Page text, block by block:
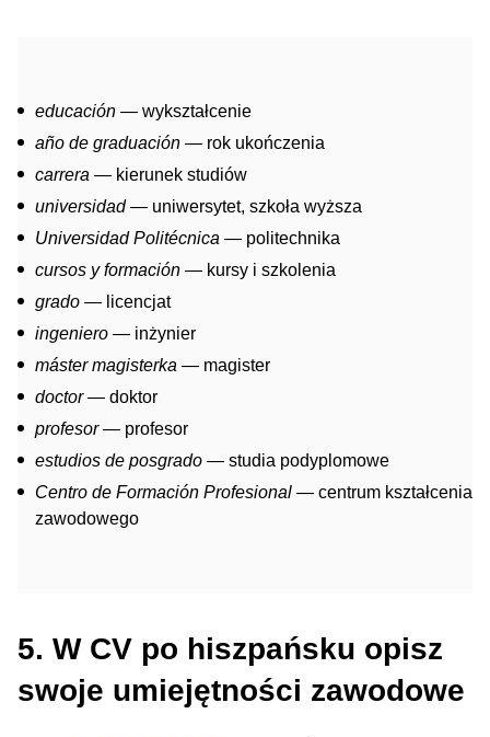
educación — wykształcenie
año de graduación — rok ukończenia
carrera — kierunek studiów
universidad— uniwersytet, szkoła wyższa
Universidad Politécnica — politechnika
cursos y formación — kursy i szkolenia
grado — licencjat
ingeniero — inżynier
máster magisterka — magister
doctor— doktor
profesor— profesor
estudios de posgrado — studia podyplomowe
Centro de Formación Profesional — centrum kształcenia
zawodowego
5. W CV po hiszpańsku opisz
swoje umiejętności zawodowe